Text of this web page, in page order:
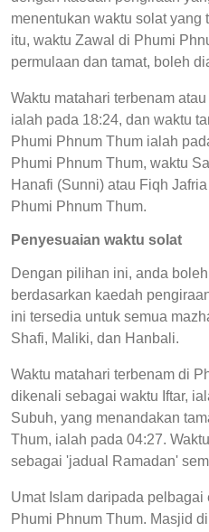
menentukan waktu solat yang
itu, waktu Zawal di Phumi
permulaan dan tamat, boleh
Waktu matahari terbenam
ialah pada 18:24, dan waktu
Phumi Phnum Thum ialah
Phumi Phnum Thum, waktu
Hanafi (Sunni) atau Fiqh
Phumi Phnum Thum.
Penyesuaian waktu solat
Dengan pilihan ini, anda
berdasarkan kaedah
ini tersedia untuk semua
Shafi, Maliki, dan Hanbali.
Waktu matahari terbenam di
dikenali sebagai waktu Iftar,
Subuh, yang menandakan
Thum, ialah pada 04:27.
sebagai 'jadual Ramadan'
Umat Islam daripada
Phumi Phnum Thum. Masjid